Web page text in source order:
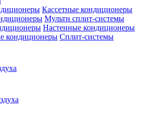
Кассетные кондиционеры
Мульти сплит-системы
Настенные кондиционеры
кондиционеры Сплит-системы